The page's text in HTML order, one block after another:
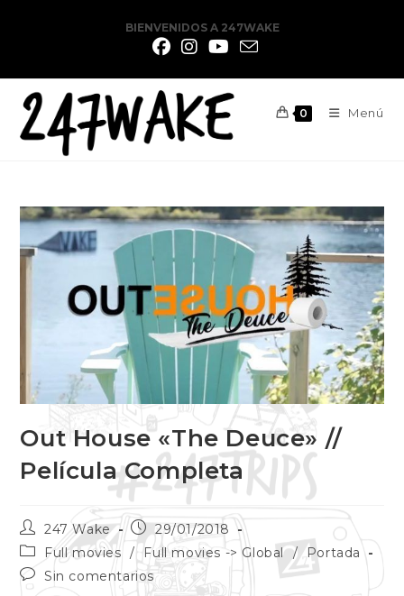
BIENVENIDOS A 247WAKE
0 Menú
Out House «The Deuce» //
Película Completa
247 Wake
29/01/2018
Full movies / Full movies -> Global /
Portada
Sin comentarios